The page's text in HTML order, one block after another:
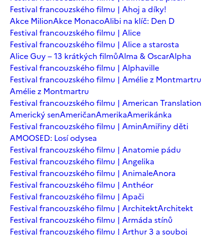
Festival francouzského filmu | Ahoj a díky!
Akce MilionAkce MonacoAlibi na klíč: Den D
Festival francouzského filmu | Alice
Festival francouzského filmu | Alice a starosta
Alice Guy – 13 krátkých filmůAlma & OscarAlpha
Festival francouzského filmu | Alphaville
Festival francouzského filmu | Amélie z Montmartru
Amélie z Montmartru
Festival francouzského filmu | American Translation
Americký senAmeričanAmerikaAmerikánka
Festival francouzského filmu | AminAmiřiny děti
AMOOSED: Losí odysea
Festival francouzského filmu | Anatomie pádu
Festival francouzského filmu | Angelika
Festival francouzského filmu | AnimaleAnora
Festival francouzského filmu | Anthéor
Festival francouzského filmu | Apači
Festival francouzského filmu | ArchitektArchitekt
Festival francouzského filmu | Armáda stínů
Festival francouzského filmu | Arthur 3 a souboj